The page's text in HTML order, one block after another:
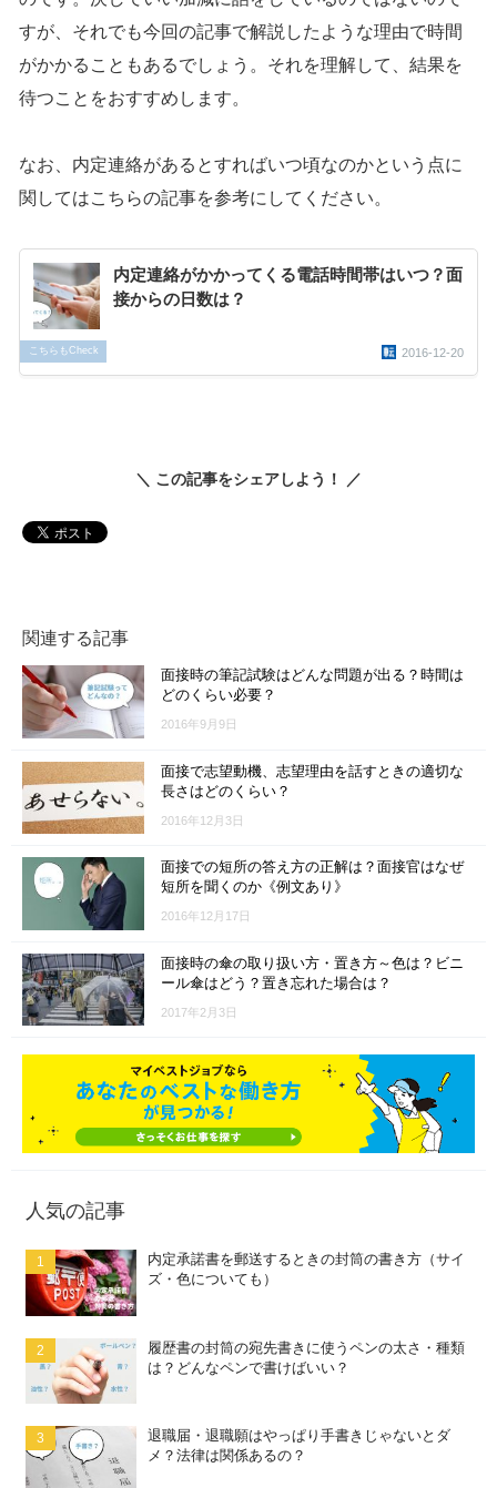
すが、それでも今回の記事で解説したような理由で時間
がかかることもあるでしょう。それを理解して、結果を
待つことをおすすめします。
なお、内定連絡があるとすればいつ頃なのかという点に
関してはこちらの記事を参考にしてください。
内定連絡がかかってくる電話時間帯はいつ？面
接からの日数は？
2016-12-20
こちらもCheck
＼ この記事をシェアしよう！ ／
関連する記事
面接時の筆記試験はどんな問題が出る？時間は
どのくらい必要？
2016年9月9日
面接で志望動機、志望理由を話すときの適切な
長さはどのくらい？
2016年12月3日
面接での短所の答え方の正解は？面接官はなぜ
短所を聞くのか《例文あり》
2016年12月17日
面接時の傘の取り扱い方・置き方～色は？ビニ
ール傘はどう？置き忘れた場合は？
2017年2月3日
人気の記事
内定承諾書を郵送するときの封筒の書き方（サイ
ズ・色についても）
履歴書の封筒の宛先書きに使うペンの太さ・種類
は？どんなペンで書けばいい？
退職届・退職願はやっぱり手書きじゃないとダ
メ？法律は関係あるの？